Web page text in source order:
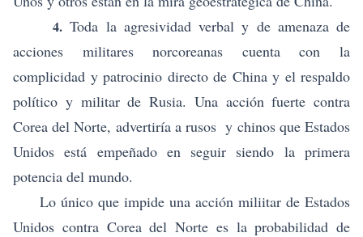
4. Toda la agresividad verbal y de amenaza de
acciones militares norcoreanas cuenta con la
complicidad y patrocinio directo de China y el respaldo
político y militar de Rusia. Una acción fuerte contra
Corea del Norte, advertiría a rusos y chinos que Estados
Unidos está empeñado en seguir siendo la primera
potencia del mundo.
Lo único que impide una acción miliitar de Estados
Unidos contra Corea del Norte es la probabilidad de